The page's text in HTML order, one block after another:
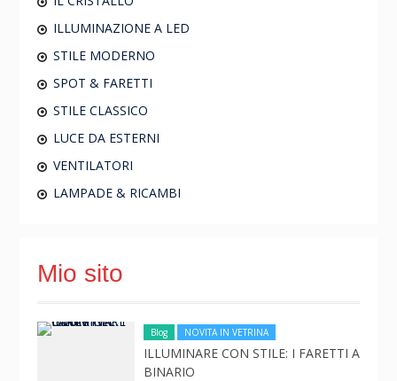
ILLUMINAZIONE A LED
STILE MODERNO
SPOT & FARETTI
STILE CLASSICO
LUCE DA ESTERNI
VENTILATORI
LAMPADE & RICAMBI
Mio sito
Blog NOVITA IN VETRINA
ILLUMINARE CON STILE: I FARETTI A
BINARIO